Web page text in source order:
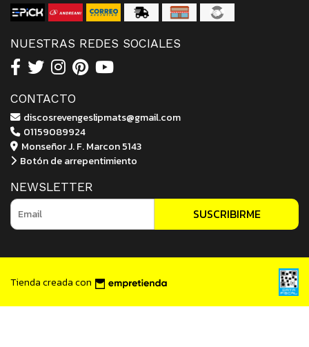
NUESTRAS REDES SOCIALES
CONTACTO
discosrevengeslipmats@gmail.com
01159089924
Monseñor J. F. Marcon 5143
Botón de arrepentimiento
NEWSLETTER
SUSCRIBIRME
Tienda creada con